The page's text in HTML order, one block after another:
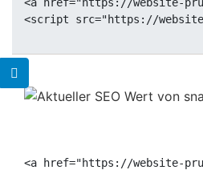
<a href="https://website-